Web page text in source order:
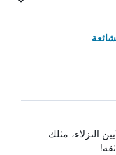
النزلاء، مثلك